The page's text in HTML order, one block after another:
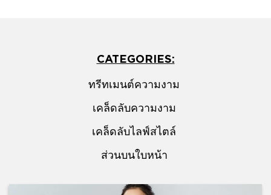
CATEGORIES:
ทรีทเมนต์ความงาม
เคล็ดลับความงาม
เคล็ดลับไลฟ์สไตล์
ส่วนบนใบหน้า